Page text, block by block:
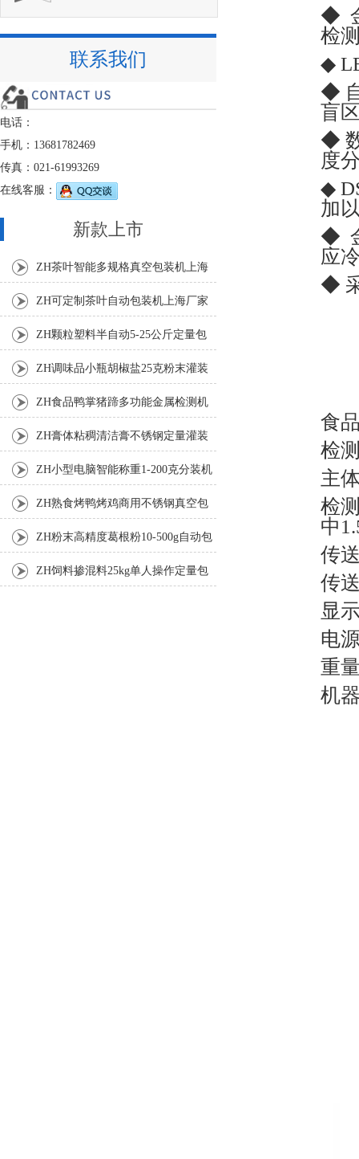
◆
检
◆
◆
盲
◆
度
◆
加
◆
应
◆
食
检
主
检
中
传
传
显
电
重
机
联系我们
电话：
手机：13681782469
传真：021-61993269
在线客服：
新款上市
ZH茶叶智能多规格真空包装机上海
厂家 ZH可定制茶叶自动包装机上海厂家
ZH颗粒塑料半自动5-25公斤定量包
装机 ZH调味品小瓶胡椒盐25克粉末灌装
ZH食品鸭掌猪蹄多功能金属检测机
ZH膏体粘稠清洁膏不锈钢定量灌装
机厂家 ZH小型电脑智能称重1-200克分装机
ZH熟食烤鸭烤鸡商用不锈钢真空包
装机 ZH粉末高精度葛根粉10-500g自动包
装机 ZH饲料掺混料25kg单人操作定量包